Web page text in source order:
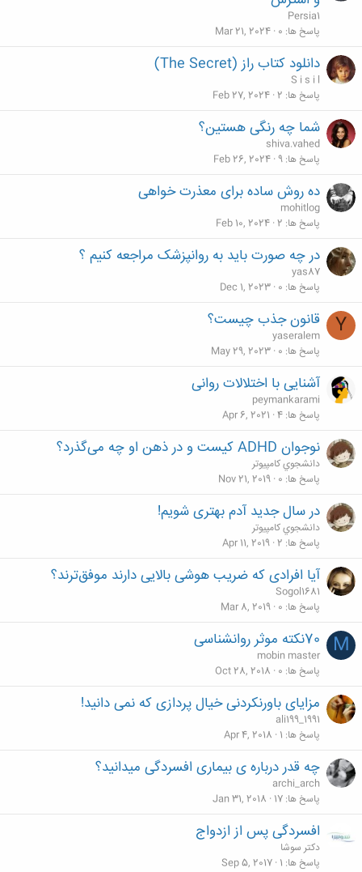
Persia1
پاسخ ها 0
Mar 21, 2024
دانلود کتاب راز (The Secret)
S i s i l
پاسخ ها 2
Feb 27, 2024
شما چه رنگی هستین؟
shiva.vahed
پاسخ ها 9
Feb 26, 2024
ده روش ساده برای معذرت خواهی
mohitlog
پاسخ ها 2
Feb 10, 2024
در چه صورت باید به روانپزشک مراجعه کنیم ؟
yas87
پاسخ ها 0
Dec 1, 2023
Y قانون جذب چیست؟
yaseralem
پاسخ ها 0
May 29, 2023
آشنایی با اختلالات روانی
peymankarami
پاسخ ها 4
Apr 6, 2021
نوجوان ADHD کیست و در ذهن او چه می‌گذرد؟
دانشجوي كامپيوتر
پاسخ ها 0
Nov 21, 2019
در سال جدید آدم بهتری شویم!
دانشجوي كامپيوتر
پاسخ ها 2
Apr 11, 2019
آیا افرادی که ضریب هوشی بالایی دارند موفق‌ترند؟
Sogol1681
پاسخ ها 0
Mar 8, 2019
M 70نکته موثر روانشناسی
mobin master
پاسخ ها 0
Oct 28, 2018
مزایای باورنکردنی خیال پردازی که نمی دانید!
ali199_1991
پاسخ ها 1
Apr 4, 2018
چه قدر درباره ی بیماری افسردگی میدانید؟
archi_arch
پاسخ ها 17
Jan 31, 2018
افسردگی پس از ازدواج
دکتر سوشا
پاسخ ها 1
Sep 5, 2017